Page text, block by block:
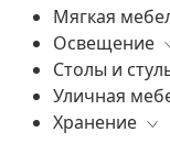
Банкетки
Книжные
Шкафы
Диваны
Стулья
Элитные
Подушки
Витрины
Комоды
Консоли
Все
Мягкая
Все
Диваны
Кресла
Элитные
Освещение
Все
Уличные
Люстры
Столы и
Все
Барные
Уличная
Все
Хранение